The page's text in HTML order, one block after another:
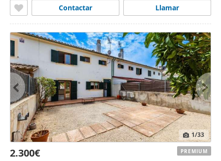
Llamar
Contactar
1/33
2.300€ PREMIUM